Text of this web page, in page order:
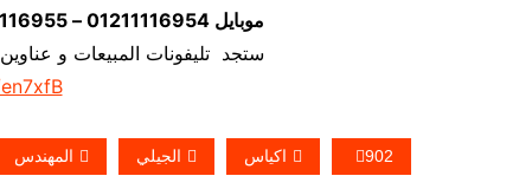
موبايل 01211116954 – 01211116955 – 01211116956–01211116958
ستجد تليفونات المبيعات و
902 اكياس الجيلي المهندس